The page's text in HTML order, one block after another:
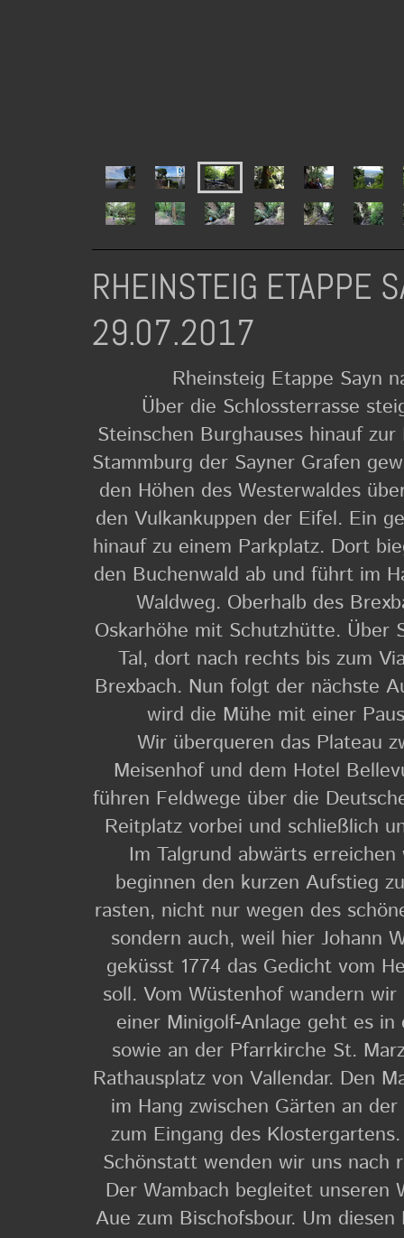
RHEINSTEIG ETAPPE
29.07.2017
Rheinsteig Etappe Sayn
Über die Schlossterrasse
Steinschen Burghauses hinauf
Stammburg der Sayner Grafen
den Höhen des Westerwaldes
den Vulkankuppen der Eifel. Ein
hinauf zu einem Parkplatz. Dort
den Buchenwald ab und führt im
Waldweg. Oberhalb des
Oskarhöhe mit Schutzhütte. Über
Tal, dort nach rechts bis zum
Brexbach. Nun folgt der nächste
wird die Mühe mit einer
Wir überqueren das Plateau
Meisenhof und dem Hotel
führen Feldwege über die
Reitplatz vorbei und schließlich
Im Talgrund abwärts
beginnen den kurzen Aufstieg
rasten, nicht nur wegen des
sondern auch, weil hier Johann
geküsst 1774 das Gedicht vom
soll. Vom Wüstenhof wandern
einer Minigolf-Anlage geht es
sowie an der Pfarrkirche St.
Rathausplatz von Vallendar. Den
im Hang zwischen Gärten an
zum Eingang des
Schönstatt wenden wir uns nach
Der Wambach begleitet unseren
Aue zum Bischofsbour. Um